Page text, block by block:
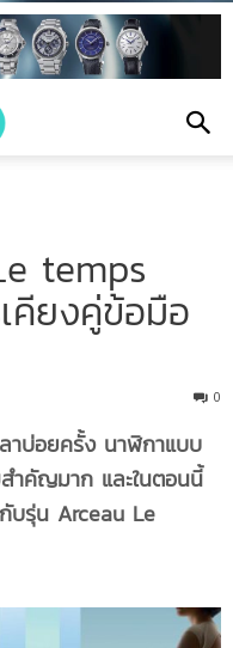
temps
คียงคู่ข้อมือ
0
าบ่อยครั้ง นาฬิกาแบบ
ำคัญมาก และในตอนนี้
บรุ่น Arceau Le